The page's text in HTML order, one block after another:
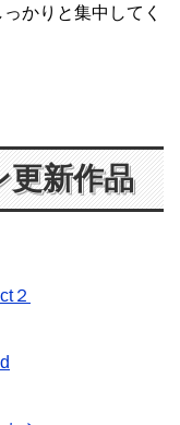
かりと集中してく
更新作品
２